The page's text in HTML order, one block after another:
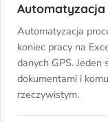
Automatyzacja
koniec pracy na
danych GPS.
dokumentami i
rzeczywistym.